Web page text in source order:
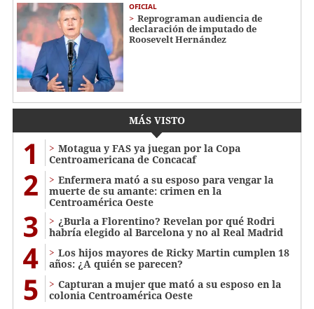
OFICIAL
Reprograman audiencia de
declaración de imputado de
Roosevelt Hernández
MÁS VISTO
1
Motagua y FAS ya juegan por la Copa
Centroamericana de Concacaf
2
Enfermera mató a su esposo para vengar la
muerte de su amante: crimen en la
Centroamérica Oeste
3
¿Burla a Florentino? Revelan por qué Rodri
habría elegido al Barcelona y no al Real Madrid
4
Los hijos mayores de Ricky Martin cumplen 18
años: ¿A quién se parecen?
5
Capturan a mujer que mató a su esposo en la
colonia Centroamérica Oeste